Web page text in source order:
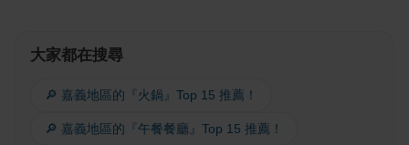
大家都在搜尋
🔎 嘉義地區的『火鍋』Top 15 推薦！
🔎 嘉義地區的『午餐餐廳』Top 15 推薦！